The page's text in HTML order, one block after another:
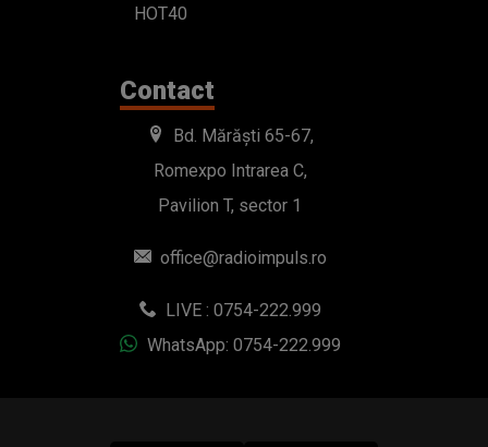
HOT40
Contact
Bd. Mărăști 65-67,
Romexpo Intrarea C,
Pavilion T, sector 1
office@radioimpuls.ro
LIVE : 0754-222.999
WhatsApp: 0754-222.999